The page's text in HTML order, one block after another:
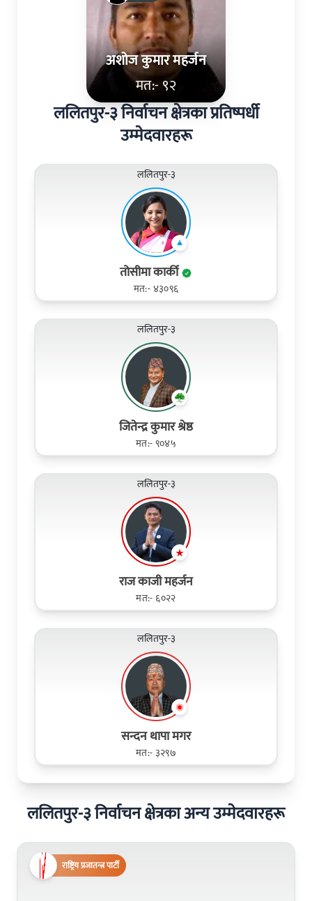
अशोज कुमार महर्जन
मत:- ९२
ललितपुर-३ निर्वाचन क्षेत्रका प्रतिष्पर्धी
उम्मेदवारहरू
ललितपुर-३
तोसीमा कार्की
मत:- ४३०९६
ललितपुर-३
जितेन्द्र कुमार श्रेष्ठ
मत:- ९०४५
ललितपुर-३
राज काजी महर्जन
मत:- ६०२२
ललितपुर-३
सन्दन थापा मगर
मत:- ३२९७
ललितपुर-३ निर्वाचन क्षेत्रका अन्य उम्मेदवारहरू
राष्ट्रिय प्रजातन्त्र पार्टी